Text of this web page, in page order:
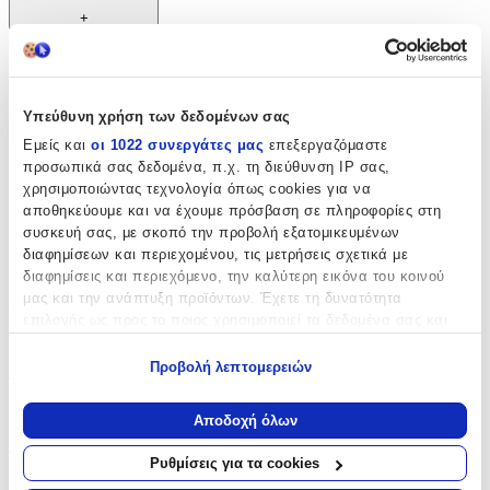
Υπεύθυνη χρήση των δεδομένων σας
Εμείς και οι 1022 συνεργάτες μας επεξεργαζόμαστε
προσωπικά σας δεδομένα, π.χ. τη διεύθυνση IP σας,
χρησιμοποιώντας τεχνολογία όπως cookies για να
αποθηκεύουμε και να έχουμε πρόσβαση σε πληροφορίες στη
συσκευή σας, με σκοπό την προβολή εξατομικευμένων
διαφημίσεων και περιεχομένου, τις μετρήσεις σχετικά με
διαφημίσεις και περιεχόμενο, την καλύτερη εικόνα του κοινού
μας και την ανάπτυξη προϊόντων. Έχετε τη δυνατότητα
Να συλλέξουμε πληροφορίες σχετικά με τη γεωγραφική
σας τοποθεσία, οι οποίες μπορεί να είναι ακριβείς σε
απόσταση μερικών μέτρων
Να αναγνωρίσουμε τη συσκευή σας σαρώνοντας ενεργά
Προβολή λεπτομερειών
Αποδοχή όλων
Ρυθμίσεις για τα cookies
+
Χαρακτηριστικά
Κατασκευαστής:
Graffiti
Βασικά Χαρακτηριστικά
Χρώμα:
Ροζ
Φύλο
Τάξη